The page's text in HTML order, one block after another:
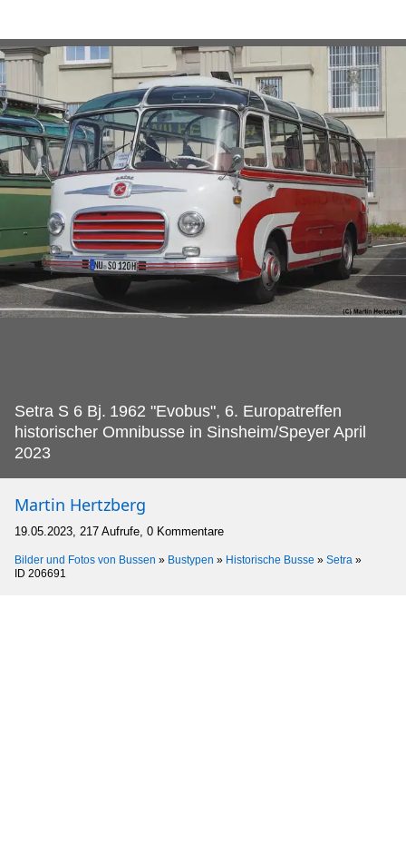
Setra S 6 Bj. 1962 "Evobus", 6. Europatreffen
historischer Omnibusse in Sinsheim/Speyer April
2023
Martin Hertzberg
19.05.2023, 217 Aufrufe, 0 Kommentare
Bilder und Fotos von Bussen » Bustypen » Historische Busse » Setra »
ID 206691